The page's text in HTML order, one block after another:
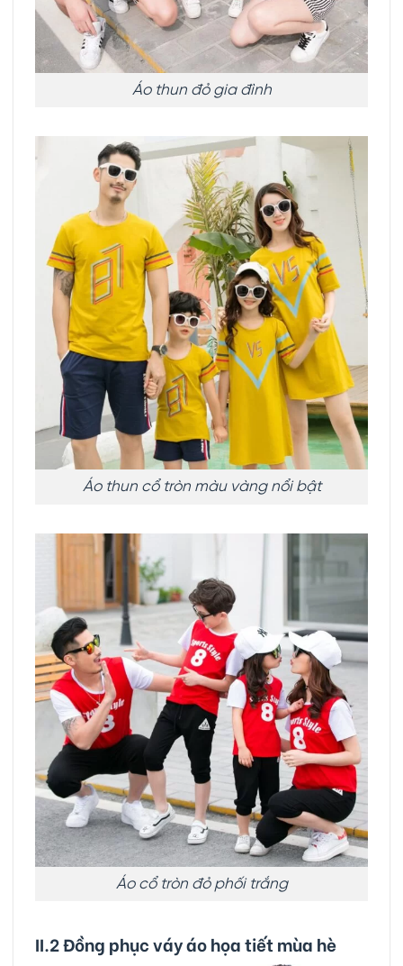
Áo thun đỏ gia đình
Áo thun cổ tròn màu vàng nổi bật
Áo cổ tròn đỏ phối trắng
II.2 Đồng phục váy áo họa tiết mùa hè